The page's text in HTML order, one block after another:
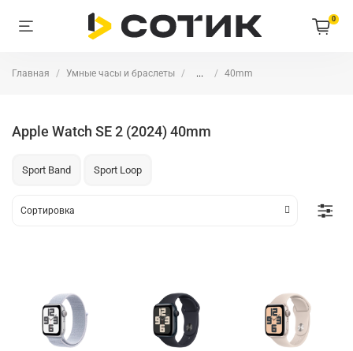
0
Главная Умные часы и браслеты ... 40mm
Apple Watch SE 2 (2024) 40mm
Sport Band Sport Loop